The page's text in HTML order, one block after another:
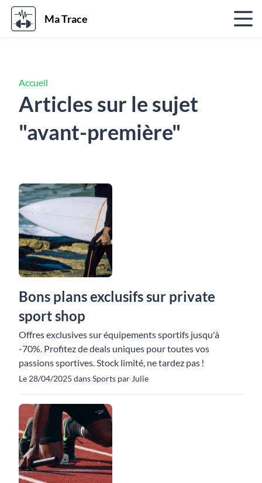
Ma Trace
Accueil
Articles sur le sujet
"avant-première"
Bons plans exclusifs sur private
sport shop
Offres exclusives sur équipements sportifs jusqu'à
-70%. Profitez de deals uniques pour toutes vos
passions sportives. Stock limité, ne tardez pas !
Le 28/04/2025 dans Sports par Julie